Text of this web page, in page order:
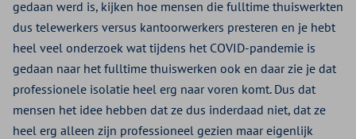
gedaan werd is, kijken hoe mensen die fulltime thuiswerkten
dus telewerkers versus kantoorwerkers presteren en je hebt
heel veel onderzoek wat tijdens het COVID-pandemie is
gedaan naar het fulltime thuiswerken ook en daar zie je dat
professionele isolatie heel erg naar voren komt. Dus dat
mensen het idee hebben dat ze dus inderdaad niet, dat ze
heel erg alleen zijn professioneel gezien maar eigenlijk